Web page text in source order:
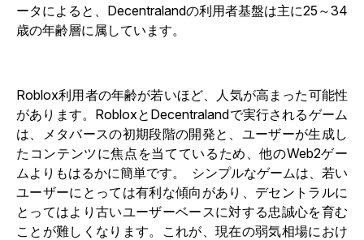
ータによると、Decentralandの利用者基盤は主に25～34
歳の年齢層に属しています。
Roblox利用者の年齢が若いほど、人気が高まった可能性
があります。RobloxとDecentralandで実行されるゲーム
は、メタバースの初期段階の開発と、ユーザーが生成し
たコンテンツに焦点を当てているため、他のWeb2ゲー
ムよりもはるかに簡単です。 シンプルなゲームは、若い
ユーザーにとっては有利な傾向があり、デセントラルに
とってはより古いユーザーベースに対する忠誠心を育む
ことが難しくなります。これが、現在の弱気相場におけ